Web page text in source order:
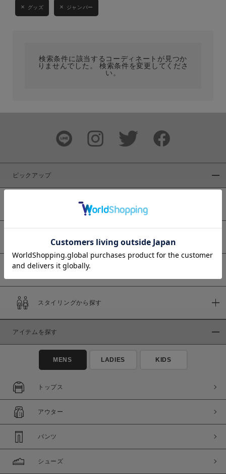
ブランド
商品タイプ
通常商品
セール価格
在庫
在庫あり
グッズ ジャンパー
検索条件に該当するコーディネートが見つか
りませんでした。 検索条件を変更してくださ
い。
ピックアップ
予約商品
スタイリングから探す
アイテムを探す
MENS LADIES KIDS
トップス
アウター
パンツ
シューズ